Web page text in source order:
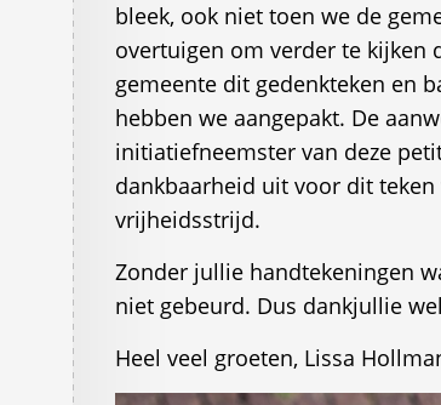
bleek, ook niet toen we de
overtuigen om verder te kijken
gemeente dit gedenkteken en
hebben we aangepakt. De
initiatiefneemster van deze
dankbaarheid uit voor dit
vrijheidsstrijd.
Zonder jullie handtekeningen
niet gebeurd. Dus dankjullie
Heel veel groeten, Lissa